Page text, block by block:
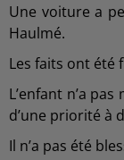
Une voiture a
Haulmé.
Les faits ont été
L’enfant n’a
d’une priorité à
Il n’a pas été